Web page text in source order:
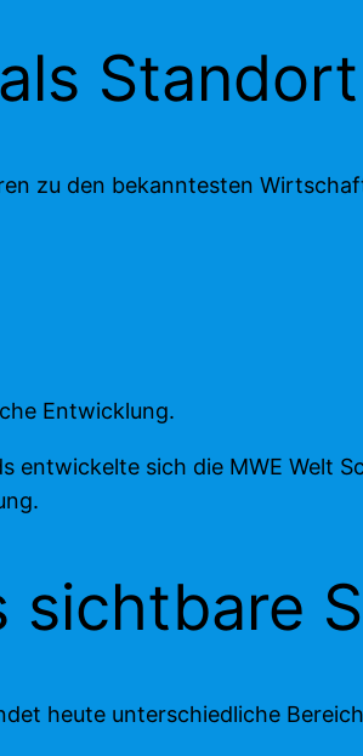
zu den bekanntesten
Entwicklung.
entwickelte sich die MWE Welt
sichtbare
heute unterschiedliche